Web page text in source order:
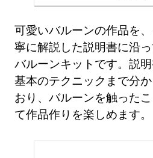
可愛いバルーンの作品を
寧に解説した説明書に沿
バルーンキットです。説明
基本のテクニックまで分
おり、バルーンを触った
て作品作りを楽しめます。